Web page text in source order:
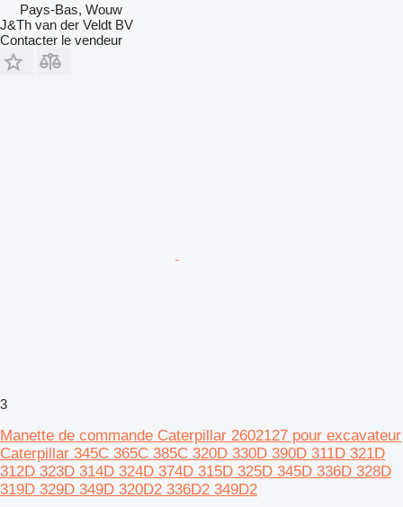
Pays-Bas, Wouw
J&Th van der Veldt BV
Contacter le vendeur
3
Manette de commande Caterpillar 2602127 pour excavateur
Caterpillar 345C 365C 385C 320D 330D 390D 311D 321D
312D 323D 314D 324D 374D 315D 325D 345D 336D 328D
319D 329D 349D 320D2 336D2 349D2